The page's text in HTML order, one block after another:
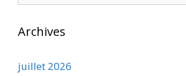
Archives
juillet 2026